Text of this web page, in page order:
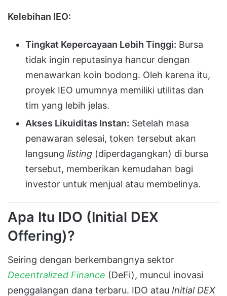
Kelebihan IEO:
Tingkat Kepercayaan Lebih Tinggi: Bursa
tidak ingin reputasinya hancur dengan
menawarkan koin bodong. Oleh karena itu,
proyek IEO umumnya memiliki utilitas dan
tim yang lebih jelas.
Akses Likuiditas Instan: Setelah masa
penawaran selesai, token tersebut akan
langsung listing (diperdagangkan) di bursa
tersebut, memberikan kemudahan bagi
investor untuk menjual atau membelinya.
Apa Itu IDO (Initial DEX
Offering)?
Seiring dengan berkembangnya sektor
Decentralized Finance (DeFi), muncul inovasi
penggalangan dana terbaru. IDO atau Initial DEX